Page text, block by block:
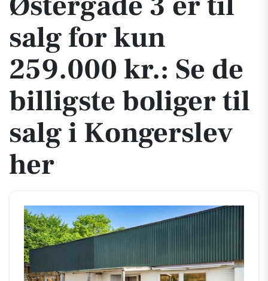
salg for kun
259.000 kr.: Se de
billigste boliger til
salg i Kongerslev
her